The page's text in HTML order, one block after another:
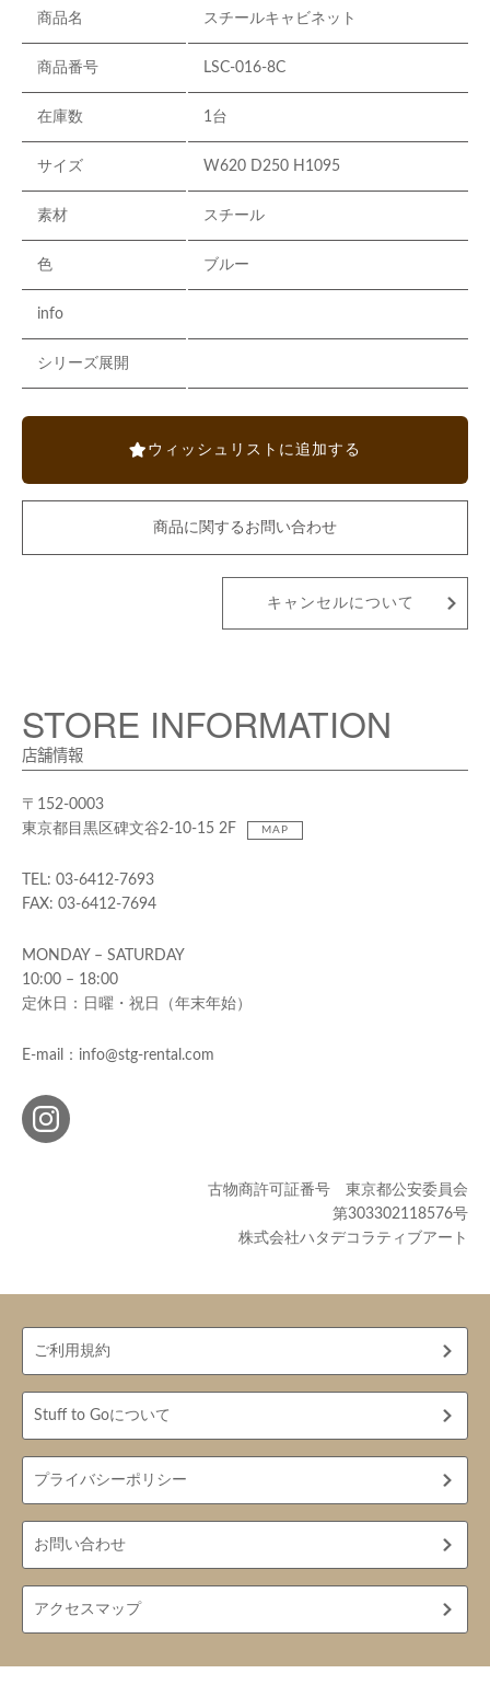
商品名 スチールキャビネット
商品番号 LSC-016-8C
在庫数 1台
サイズ W620 D250 H1095
素材 スチール
色 ブルー
info
シリーズ展開
ウィッシュリストに追加する
商品に関するお問い合わせ
キャンセルについて
STORE INFORMATION
店舗情報
〒152-0003
東京都目黒区碑文谷2-10-15 2F
MAP
TEL: 03-6412-7693
FAX: 03-6412-7694
MONDAY – SATURDAY
10:00 – 18:00
定休日：日曜・祝日（年末年始）
E-mail：info@stg-rental.com
古物商許可証番号 東京都公安委員会
第303302118576号
株式会社ハタデコラティブアート
ご利用規約
Stuff to Goについて
プライバシーポリシー
お問い合わせ
アクセスマップ